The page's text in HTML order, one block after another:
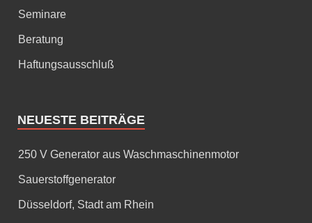
Seminare
Beratung
Haftungsausschluß
NEUESTE BEITRÄGE
250 V Generator aus Waschmaschinenmotor
Sauerstoffgenerator
Düsseldorf, Stadt am Rhein